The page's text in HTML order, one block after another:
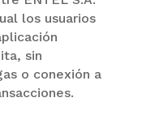
los usuarios
sin
o conexión a